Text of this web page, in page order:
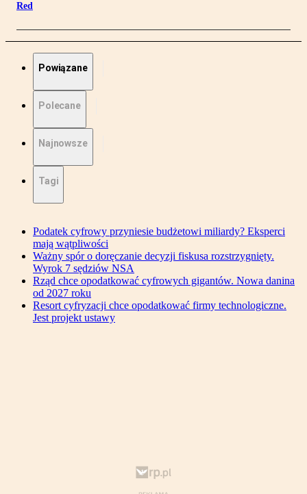
Red
Powiązane
Polecane
Najnowsze
Tagi
Podatek cyfrowy przyniesie budżetowi miliardy? Eksperci
mają wątpliwości
Ważny spór o doręczanie decyzji fiskusa rozstrzygnięty.
Wyrok 7 sędziów NSA
Rząd chce opodatkować cyfrowych gigantów. Nowa danina
od 2027 roku
Resort cyfryzacji chce opodatkować firmy technologiczne.
Jest projekt ustawy